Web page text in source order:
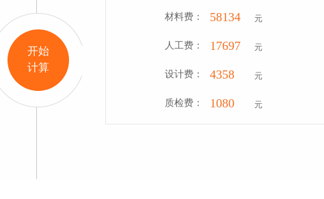
开始
计算
材料费： 38060 元
人工费： 95162 元
设计费： 9405 元
质检费： 3915 元
联系方式 常见问题
，如权利人发现存在误传其作品情形，请及时与本站联系。